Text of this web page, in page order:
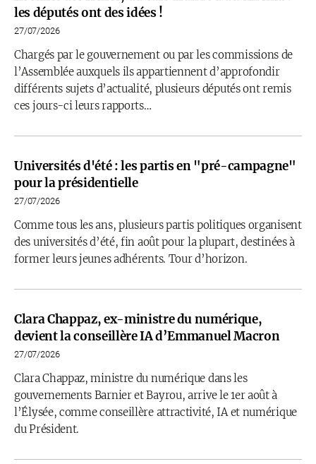
les députés ont des idées !
27/07/2026
Chargés par le gouvernement ou par les commissions de
l’Assemblée auxquels ils appartiennent d’approfondir
différents sujets d’actualité, plusieurs députés ont remis
ces jours-ci leurs rapports…
Universités d'été : les partis en "pré-campagne"
pour la présidentielle
27/07/2026
Comme tous les ans, plusieurs partis politiques organisent
des universités d’été, fin août pour la plupart, destinées à
former leurs jeunes adhérents. Tour d’horizon.
Clara Chappaz, ex-ministre du numérique,
devient la conseillère IA d’Emmanuel Macron
27/07/2026
Clara Chappaz, ministre du numérique dans les
gouvernements Barnier et Bayrou, arrive le 1er août à
l’Élysée, comme conseillère attractivité, IA et numérique
du Président.